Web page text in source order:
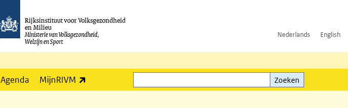
Rijksinstituut voor Volksgezondheid
en Milieu
Ministerie van Volksgezondheid,
Welzijn en Sport
Nederlands English
Agenda MijnRIVM
Zoeken
Zoeken